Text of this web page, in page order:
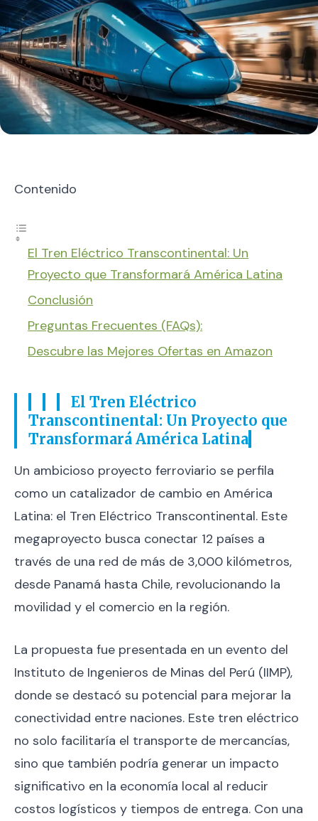
Contenido
El Tren Eléctrico Transcontinental: Un
Proyecto que Transformará América Latina
Conclusión
Preguntas Frecuentes (FAQs):
Descubre las Mejores Ofertas en Amazon
El Tren Eléctrico
Transcontinental: Un Proyecto que
Transformará América Latina
Un ambicioso proyecto ferroviario se perfila
como un catalizador de cambio en América
Latina: el Tren Eléctrico Transcontinental. Este
megaproyecto busca conectar 12 países a
través de una red de más de 3,000 kilómetros,
desde Panamá hasta Chile, revolucionando la
movilidad y el comercio en la región.
La propuesta fue presentada en un evento del
Instituto de Ingenieros de Minas del Perú (IIMP),
donde se destacó su potencial para mejorar la
conectividad entre naciones. Este tren eléctrico
no solo facilitaría el transporte de mercancías,
sino que también podría generar un impacto
significativo en la economía local al reducir
costos logísticos y tiempos de entrega. Con una